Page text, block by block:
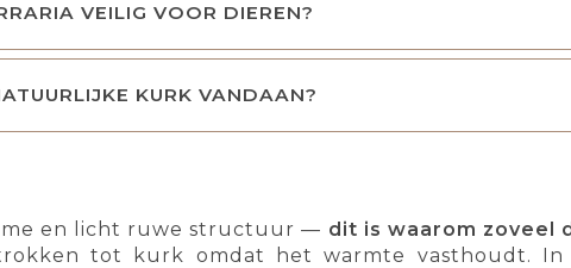
VEILIG VOOR DIEREN?
KURK VANDAAN?
en licht ruwe structuur — dit is waarom zoveel
tot kurk omdat het warmte vasthoudt.